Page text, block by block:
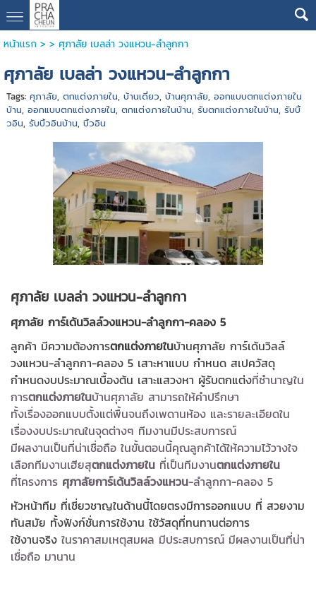
หน้าแรก> > ศุภาลัย เบลล่า วงแหวน-ลำลูกกา
ศุภาลัย เบลล่า วงแหวน-ลำลูกกา
Tags: ศุภาลัย, ตกแต่งภายใน, บ้านเดี่ยว, บ้านศุภาลัย, ออกแบบตกแต่งภายใน
บ้าน, ออกแบบตกแต่งภายใน, ตกแต่งภายในบ้าน, รับตกแต่งภายในบ้าน, รับบิ้
วอิน, รับบิ้วอินบ้าน, บิ้วอิน
ศุภาลัย เบลล่า วงแหวน-ลำลูกกา
ศุภาลัย การ์เด้นวิลล์วงแหวน-ลำลูกกา-คลอง 5
ลูกค้า มีความต้องการตกแต่งภายในบ้านศุภาลัย การ์เด้นวิลล์
วงแหวน-ลำลูกกา-คลอง 5 เสาะหาแบบ กำหนด สเปควัสดุ
กำหนดงบประมาณเบื้องต้น เสาะแสวงหา ผู้รับตกแต่งที่ชำนาญใน
การตกแต่งภายในบ้านศุภาลัย สามารถให้คำปรึกษา
ทั้งเรื่องออกแบบตั้งแต่พื้นจนถึงเพดานห้อง และรายละเอียดใน
เรื่องงบประมาณในจุดต่างๆ ทีมงานมีประสบการณ์
มีผลงานเป็นที่น่าเชื่อถือ ในขั้นตอนนี้คุณลูกค้าได้ให้ความไว้วางใจ
เลือกทีมงานเฮียสุตกแต่งภายใน ที่เป็นทีมงานตกแต่งภายใน
ที่โครงการ ศุภาลัยการ์เด้นวิลล์วงแหวน-ลำลูกกา-คลอง 5
หัวหน้าทีม ที่เชี่ยวชาญในด้านนี้โดยตรงมีการออกแบบ ที่ สวยงาม
ทันสมัย ทั้งฟังก์ชั่นการใช้งาน ใช้วัสดุที่ทนทานต่อการ
ใช้งานจริงในราคาสมเหตุสมผล มีประสบการณ์ มีผลงานเป็นที่น่า
เชื่อถือ มานาน